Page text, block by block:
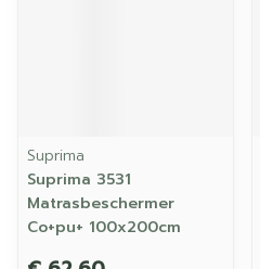
Suprima
Suprima 3531
Matrasbeschermer
Co+pu+ 100x200cm